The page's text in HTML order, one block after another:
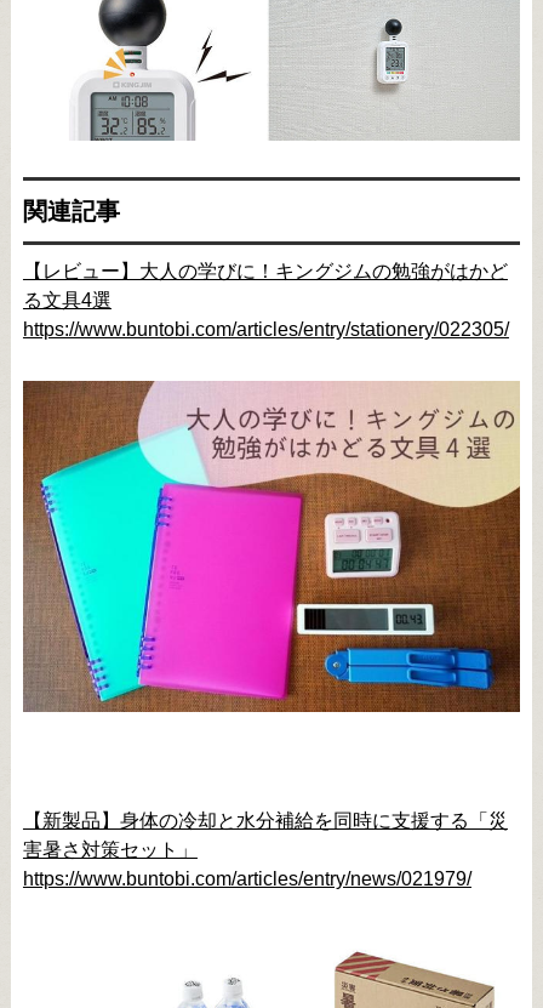
関連記事
【レビュー】大人の学びに！キングジムの勉強がはかど
る文具4選
https://www.buntobi.com/articles/entry/stationery/022305/
【新製品】身体の冷却と水分補給を同時に支援する「災
害暑さ対策セット」
https://www.buntobi.com/articles/entry/news/021979/